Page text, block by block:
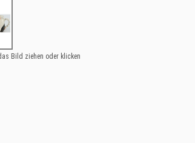
Bild ziehen oder klicken